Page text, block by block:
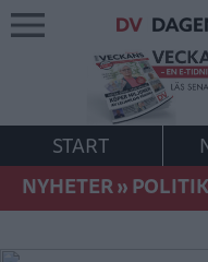
START
NYHETER»POLITIK